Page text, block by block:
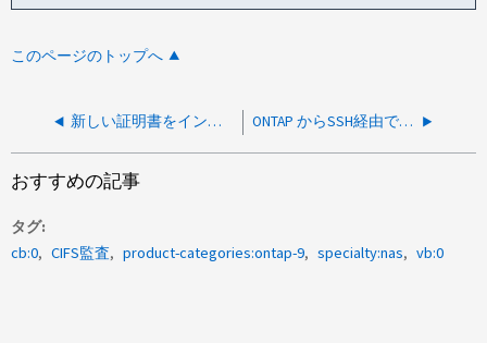
このページのトップへ
新しい証明書をインストールするためにONTAPで期限切れになるKMIPクライアント証明書を削除できない ONTAP からSSH経由でのSPアクセスを無効にできません
おすすめの記事
タグ
cb:0
CIFS監査 product-categories:ontap-9 specialty:nas vb:0